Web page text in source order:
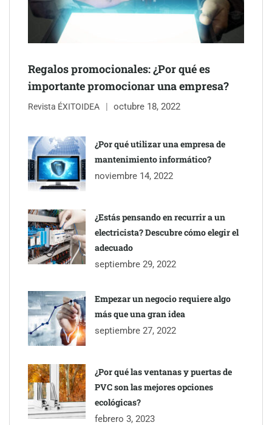
inmobiliarios: hasta 82% de ahorro por cobro
Gestoría Online reduce a unas horas el alta de autónomo
Regalos promocionales: ¿Por qué es
importante promocionar una empresa?
Revista ÉXITOIDEA octubre 18, 2022
¿Por qué utilizar una empresa de
mantenimiento informático?
noviembre 14, 2022
¿Estás pensando en recurrir a un
electricista? Descubre cómo elegir el
adecuado
septiembre 29, 2022
Empezar un negocio requiere algo
más que una gran idea
septiembre 27, 2022
¿Por qué las ventanas y puertas de
PVC son las mejores opciones
ecológicas?
febrero 3, 2023